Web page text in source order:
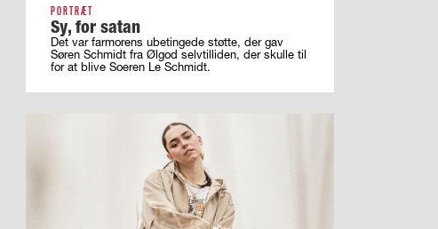
PORTRÆT
Sy, for satan
Det var farmorens ubetingede støtte, der gav
Søren Schmidt fra Ølgod selvtilliden, der skulle til
for at blive Soeren Le Schmidt.